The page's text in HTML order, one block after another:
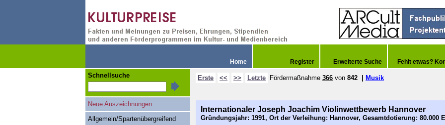
Home Register Erweiterte Suche Fehlt etwas?
Erste << >> Letzte Fördermaßnahme 366 von 842 Musik
Internationaler Joseph Joachim Violinwettbewerb Hannover
Gründungsjahr: 1991, Ort der Verleihung: Hannover, Gesamtdotierung: 80.000
Schnellsuche
Neue Auszeichnungen
Allgemein/Spartenübergreifend